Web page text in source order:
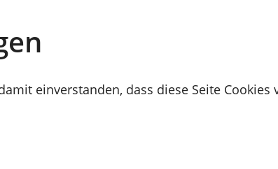
einverstanden, dass diese Seite Cookies